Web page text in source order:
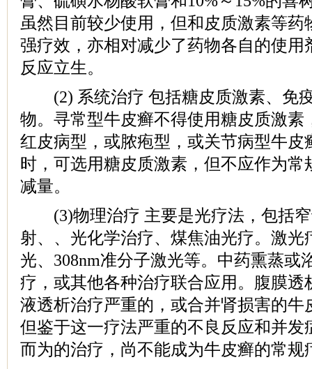
虽然目前较少使用，但和皮质激素等药
强疗效，亦相对减少了药物各自的使用
反应立生。
(2) 系统治疗 包括糖皮质激素、免
物。寻常型牛皮癣不得使用糖皮质激素
红皮病型，或脓疱型，或关节病型牛皮
时，可选用糖皮质激素，但不应作为常
减量。
(3)物理治疗 主要是光疗法，包括窄
射、、光化学治疗、煤焦油光疗。激光
光、308nm准分子激光等。中药熏蒸或
疗，或其他各种治疗联合应用。腹膜透
液透析治疗严重的，或合并肾损害的牛
但鉴于这一疗法严重的不良反应和并发
而为的治疗，尚不能成为牛皮癣的常规